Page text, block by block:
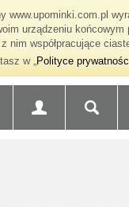
www.upominki.com.pl
urządzeniu końcowym
nim współpracujące
w „Polityce